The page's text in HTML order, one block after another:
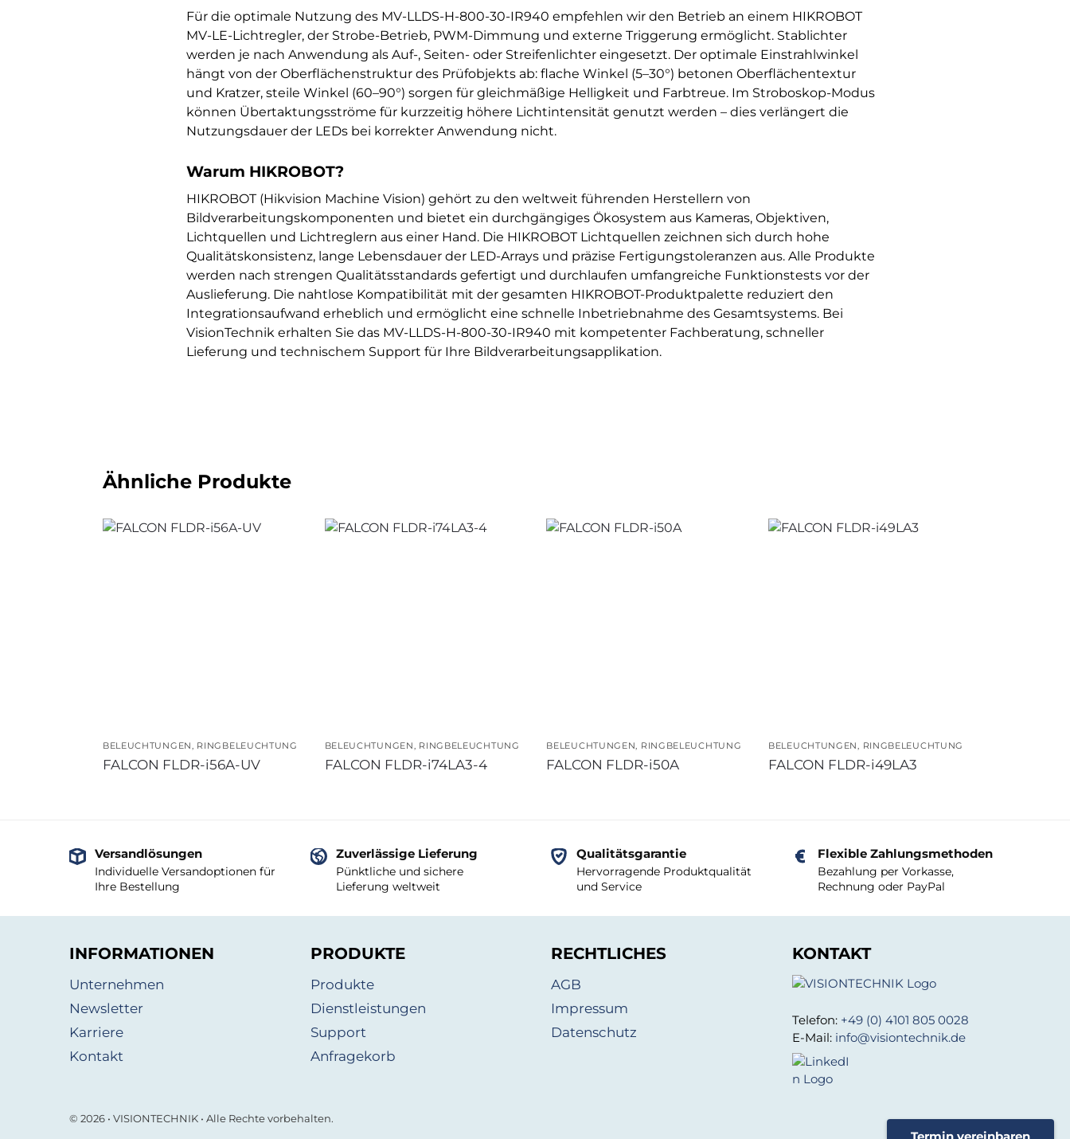
Für die optimale Nutzung des MV-LLDS-H-800-30-IR940 empfehlen wir den Betrieb an einem HIKROBOT
MV-LE-Lichtregler, der Strobe-Betrieb, PWM-Dimmung und externe Triggerung ermöglicht. Stablichter
werden je nach Anwendung als Auf-, Seiten- oder Streifenlichter eingesetzt. Der optimale Einstrahlwinkel
hängt von der Oberflächenstruktur des Prüfobjekts ab: flache Winkel (5–30°) betonen Oberflächentextur
und Kratzer, steile Winkel (60–90°) sorgen für gleichmäßige Helligkeit und Farbtreue. Im Stroboskop-Modus
können Übertaktungsströme für kurzzeitig höhere Lichtintensität genutzt werden – dies verlängert die
Nutzungsdauer der LEDs bei korrekter Anwendung nicht.
Warum HIKROBOT?
HIKROBOT (Hikvision Machine Vision) gehört zu den weltweit führenden Herstellern von
Bildverarbeitungskomponenten und bietet ein durchgängiges Ökosystem aus Kameras, Objektiven,
Lichtquellen und Lichtreglern aus einer Hand. Die HIKROBOT Lichtquellen zeichnen sich durch hohe
Qualitätskonsistenz, lange Lebensdauer der LED-Arrays und präzise Fertigungstoleranzen aus. Alle Produkte
werden nach strengen Qualitätsstandards gefertigt und durchlaufen umfangreiche Funktionstests vor der
Auslieferung. Die nahtlose Kompatibilität mit der gesamten HIKROBOT-Produktpalette reduziert den
Integrationsaufwand erheblich und ermöglicht eine schnelle Inbetriebnahme des Gesamtsystems. Bei
VisionTechnik erhalten Sie das MV-LLDS-H-800-30-IR940 mit kompetenter Fachberatung, schneller
Lieferung und technischem Support für Ihre Bildverarbeitungsapplikation.
Ähnliche Produkte
BELEUCHTUNGEN, RINGBELEUCHTUNG
FALCON FLDR-i56A-UV
BELEUCHTUNGEN, RINGBELEUCHTUNG
FALCON FLDR-i74LA3-4
BELEUCHTUNGEN, RINGBELEUCHTUNG
FALCON FLDR-i50A
BELEUCHTUNGEN, RINGBELEUCHTUNG
FALCON FLDR-i49LA3
Versandlösungen
Individuelle Versandoptionen für
Ihre Bestellung
Zuverlässige Lieferung
Pünktliche und sichere
Lieferung weltweit
Qualitätsgarantie
Hervorragende Produktqualität
und Service
Flexible Zahlungsmethoden
Bezahlung per Vorkasse,
Rechnung oder PayPal
INFORMATIONEN
Unternehmen
Newsletter
Karriere
Kontakt
PRODUKTE
Produkte
Dienstleistungen
Support
Anfragekorb
RECHTLICHES
AGB
Impressum
Datenschutz
KONTAKT
Telefon: +49 (0) 4101 805 0028
E-Mail: info@visiontechnik.de
© 2026 • VISIONTECHNIK • Alle Rechte vorbehalten.